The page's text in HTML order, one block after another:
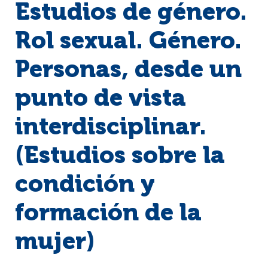
Estudios de género.
Rol sexual. Género.
Personas, desde un
punto de vista
interdisciplinar.
(Estudios sobre la
condición y
formación de la
mujer)